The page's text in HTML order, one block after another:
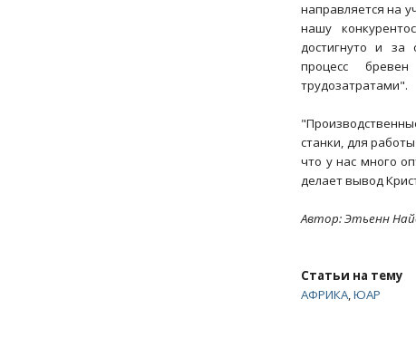
направляется на
нашу
достигнуто и за
процесс
трудозатратами".
станки, для
что у нас много
делает вывод
Автор: Этьенн
Статьи на тему
АФРИКА,ЮАР